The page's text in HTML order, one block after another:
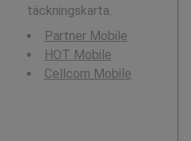
täckningskarta.
Partner Mobile
HOT Mobile
Cellcom Mobile